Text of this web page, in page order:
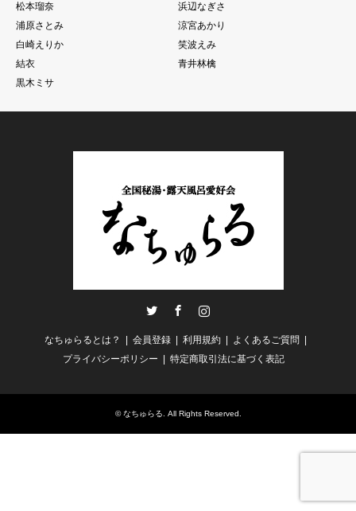
松本瑠奈
浜辺なぎさ
浦原さとみ
涼宮あかり
白崎えりか
笑波えみ
結衣
青井林檎
黒木ミサ
なちゅらるとは？ 会員登録 利用規約
よくあるご質問
プライバシーポリシー
特定商取引法に基づく表記
©なちゅらる. All Rights Reserved.